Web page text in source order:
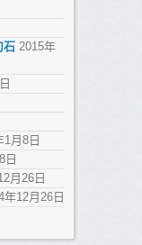
石 2015年
1月8日
日
月26日
年12月26日